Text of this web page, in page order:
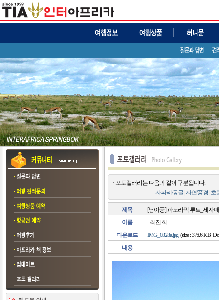
· 포토갤러리는 다음과 같이 구분됩니다.
사파리/동물 자연/풍경 호
제목
[남아공] 파노라믹 루트_세자
이름
최진희
다운로드
IMG_0328a.jpg(size : 376.6 KB
내용